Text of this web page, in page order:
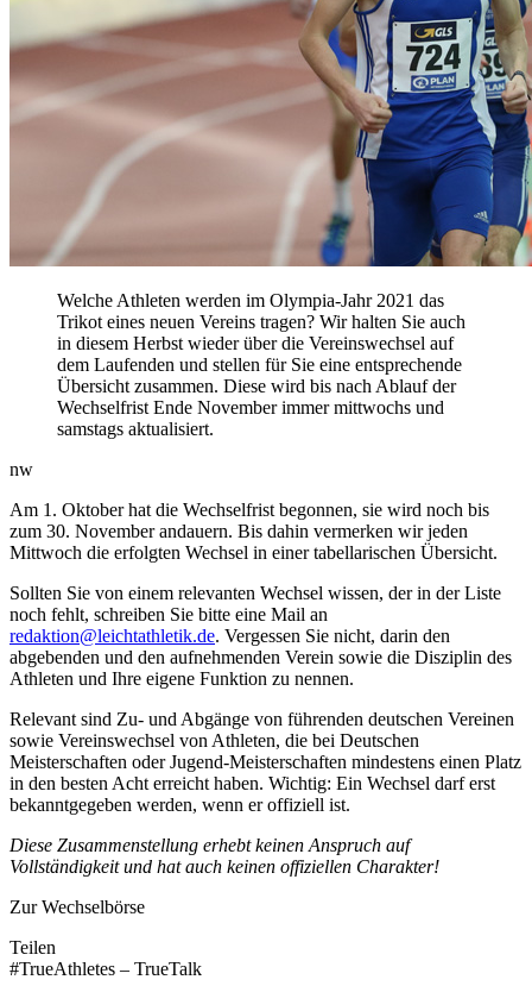
Welche Athleten werden im Olympia-Jahr 2021 das
Trikot eines neuen Vereins tragen? Wir halten Sie auch
in diesem Herbst wieder über die Vereinswechsel auf
dem Laufenden und stellen für Sie eine entsprechende
Übersicht zusammen. Diese wird bis nach Ablauf der
Wechselfrist Ende November immer mittwochs und
samstags aktualisiert.
nw
Am 1. Oktober hat die Wechselfrist begonnen, sie wird noch bis
zum 30. November andauern. Bis dahin vermerken wir jeden
Mittwoch die erfolgten Wechsel in einer tabellarischen Übersicht.
Sollten Sie von einem relevanten Wechsel wissen, der in der Liste
noch fehlt, schreiben Sie bitte eine Mail an
redaktion@leichtathletik.de. Vergessen Sie nicht, darin den
abgebenden und den aufnehmenden Verein sowie die Disziplin des
Athleten und Ihre eigene Funktion zu nennen.
Relevant sind Zu- und Abgänge von führenden deutschen Vereinen
sowie Vereinswechsel von Athleten, die bei Deutschen
Meisterschaften oder Jugend-Meisterschaften mindestens einen Platz
in den besten Acht erreicht haben. Wichtig: Ein Wechsel darf erst
bekanntgegeben werden, wenn er offiziell ist.
Diese Zusammenstellung erhebt keinen Anspruch auf
Vollständigkeit und hat auch keinen offiziellen Charakter!
Zur Wechselbörse
Teilen
#TrueAthletes – TrueTalk